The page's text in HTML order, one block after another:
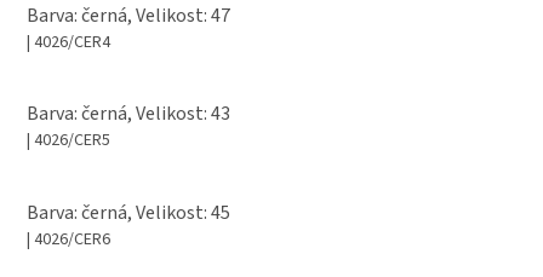
Barva: černá, Velikost: 47
| 4026/CER4
Barva: černá, Velikost: 43
| 4026/CER5
Barva: černá, Velikost: 45
| 4026/CER6